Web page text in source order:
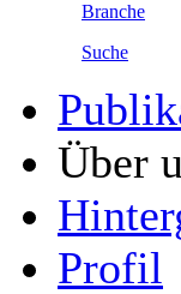
Branche
Suche
Über
Profil